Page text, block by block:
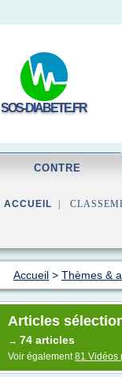
SOS-DIABETE.FR
CONTRE
ACCUEIL |
Accueil > Thèmes &
Articles
→ 74 articles
Voir également81 Vidéos